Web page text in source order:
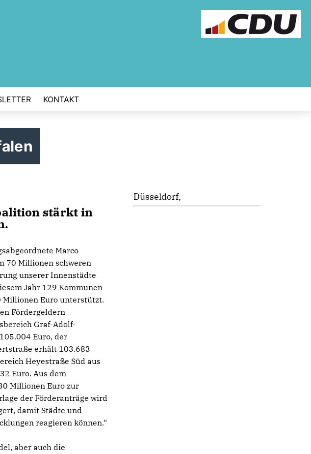
KONTAKT
stärkt in
Marco
70 Millionen schweren
unserer Innenstädte
Jahr 129 Kommunen
Euro unterstützt.
Fördergeldern
Graf-Adolf-
Euro, der
erhält 103.683
Heyestraße Süd aus
Euro. Aus dem
Millionen Euro zur
der Förderanträge wird
damit Städte und
reagieren können.“
aber auch die
Düsseldorf,